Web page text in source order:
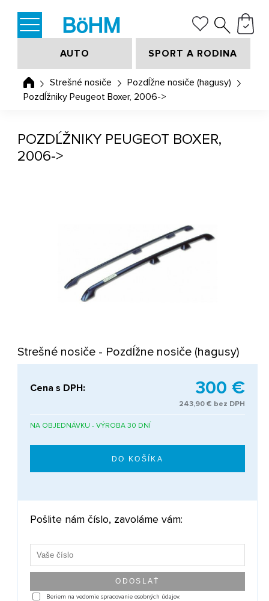
AUTO SPORT A RODINA
Strešné nosiče
Pozdĺžne nosiče (hagusy)
Pozdĺžniky Peugeot Boxer, 2006->
POZDĹŽNIKY PEUGEOT BOXER,
2006->
Strešné nosiče - Pozdĺžne nosiče (hagusy)
Cena s DPH: 300 €
243,90 € bez DPH
NA OBJEDNÁVKU - VÝROBA 30 DNÍ
Pošlite nám číslo, zavoláme vám:
Beriem na vedomie spracovanie osobných údajov.